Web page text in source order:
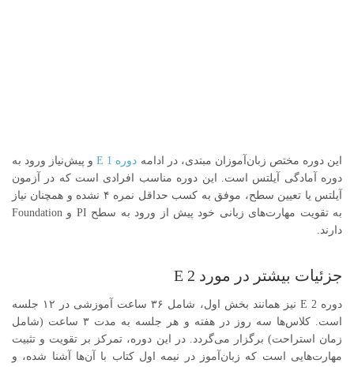
این دوره مختص زبان‌آموزان مبتدی، در ادامه دوره E 1
و پیش‌نیاز ورود به
دوره آمادگی آیلتس است.
این دوره مناسب افرادی است که در آزمون
آیلتس یا تعیین سطح، موفق به کسب حداقل نمره ۴ نشده و همچنان نیاز
به تقویت مهارت‌های زبانی خود پیش از ورود به سطح PI و Foundation
دارند.
جزئیات بیشتر در مورد E 2
دورهE 2
نیز همانند بخش اول، شامل ۳۶ ساعت آموزشی در ۱۲ جلسه
است.کلاس‌ها سه روز در هفته و هر جلسه به مدت ۳ ساعت (شامل
زمان استراحت) برگزار می‌گردد.در این دوره، تمرکز بر تقویت و تثبیت
مهارت‌هایی است که زبان‌آموز در نیمه اول کتاب با آن‌ها آشنا شده، و